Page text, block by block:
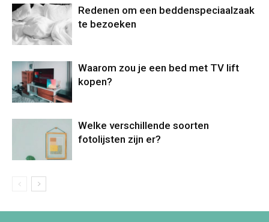
Redenen om een beddenspeciaalzaak
te bezoeken
Waarom zou je een bed met TV lift
kopen?
Welke verschillende soorten
fotolijsten zijn er?